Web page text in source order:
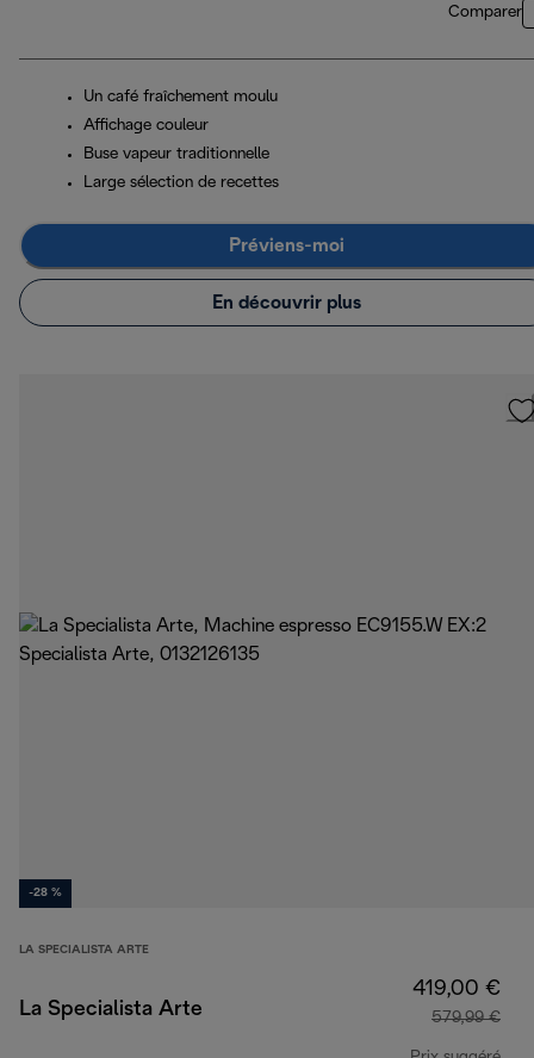
Comparer
Un café fraîchement moulu
Affichage couleur
Buse vapeur traditionnelle
Large sélection de recettes
Préviens-moi
En découvrir plus
-28 %
LA SPECIALISTA ARTE
La Specialista Arte
419,00 €
579,99 €